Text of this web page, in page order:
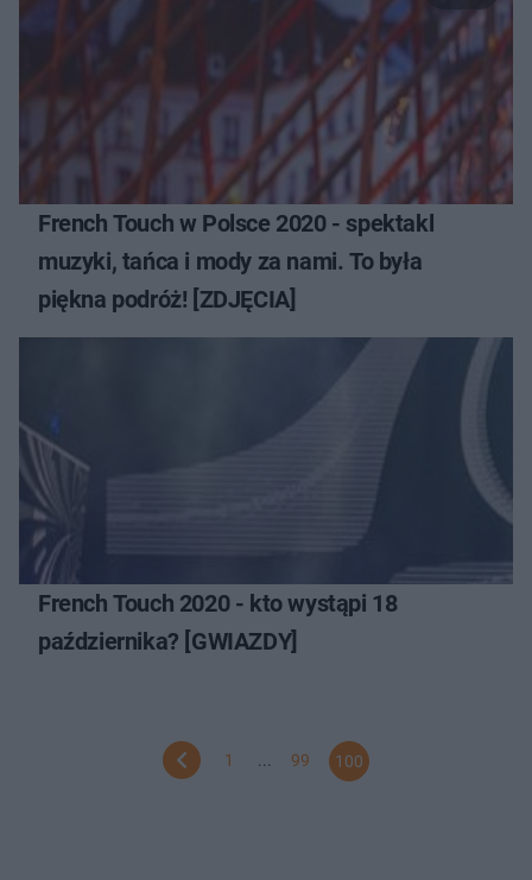
French Touch w Polsce 2020 - spektakl
muzyki, tańca i mody za nami. To była
piękna podróż! [ZDJĘCIA]
French Touch 2020 - kto wystąpi 18
października? [GWIAZDY]
1 99 100